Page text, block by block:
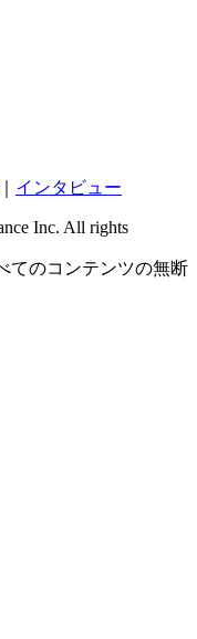
インタビュー
Inc. All rights
てのコンテンツの無断